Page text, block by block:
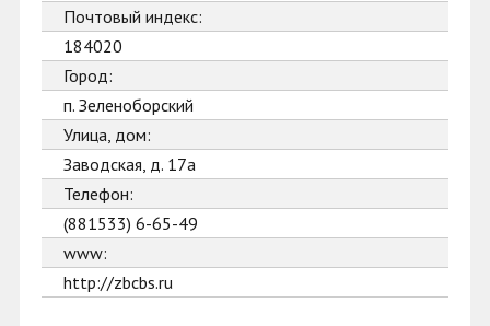
Почтовый индекс:
184020
Город:
п. Зеленоборский
Улица, дом:
Заводская, д. 17а
Телефон:
(881533) 6-65-49
www:
http://zbcbs.ru